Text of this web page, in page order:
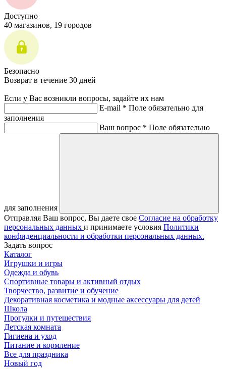
Доступно
40 магазинов, 19 городов
Безопасно
Возврат в течение 30 дней
Если у Вас возникли вопросы, задайте их нам
E-mail * Поле обязательно для
заполнения
Ваш вопрос * Поле обязательно
для заполнения
Отправляя Ваш вопрос, Вы даете свое Согласие на обработку
персональных данных и принимаете условия Политики
конфиденциальности и обработки персональных данных.
Задать вопрос
Каталог
Игрушки и игры
Одежда и обувь
Спортивные товары и активный отдых
Творчество, развитие и обучение
Декоративная косметика и модные аксессуары для детей
Школа
Прогулки и путешествия
Детская комната
Гигиена и уход
Питание и кормление
Все для праздника
Новый год